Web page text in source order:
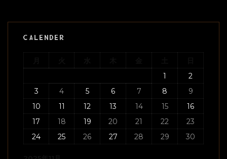
CALENDER
1
2
3
4 5 6 7 8
9
10
11 12 13 14 15
16
17
18 19 20 21 22
23
24
25 26 27 28 29 30